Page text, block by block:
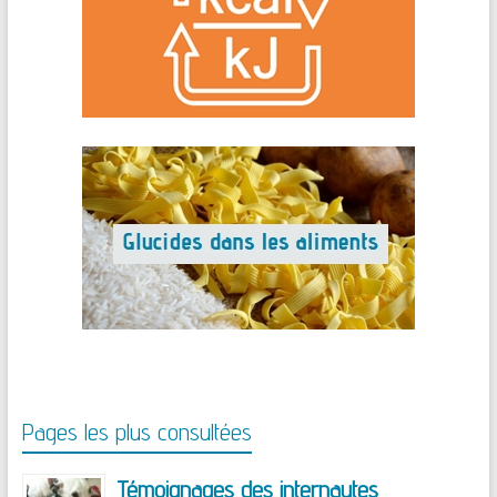
Pages les plus consultées
Témoignages des internautes